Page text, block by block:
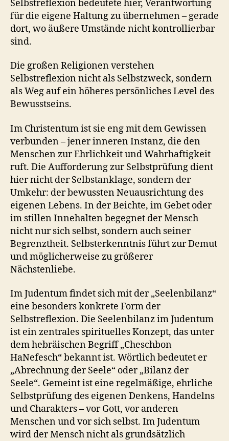
Selbstreflexion bedeutete hier, Verantwortung
für die eigene Haltung zu übernehmen – gerade
dort, wo äußere Umstände nicht kontrollierbar
sind.
Die großen Religionen verstehen
Selbstreflexion nicht als Selbstzweck, sondern
als Weg auf ein höheres persönliches Level des
Bewusstseins.
Im Christentum ist sie eng mit dem Gewissen
verbunden – jener inneren Instanz, die den
Menschen zur Ehrlichkeit und Wahrhaftigkeit
ruft. Die Aufforderung zur Selbstprüfung dient
hier nicht der Selbstanklage, sondern der
Umkehr: der bewussten Neuausrichtung des
eigenen Lebens. In der Beichte, im Gebet oder
im stillen Innehalten begegnet der Mensch
nicht nur sich selbst, sondern auch seiner
Begrenztheit. Selbsterkenntnis führt zur Demut
und möglicherweise zu größerer
Nächstenliebe.
Im Judentum findet sich mit der „Seelenbilanz“
eine besonders konkrete Form der
Selbstreflexion. Die Seelenbilanz im Judentum
ist ein zentrales spirituelles Konzept, das unter
dem hebräischen Begriff „Cheschbon
HaNefesch“ bekannt ist. Wörtlich bedeutet er
„Abrechnung der Seele“ oder „Bilanz der
Seele“. Gemeint ist eine regelmäßige, ehrliche
Selbstprüfung des eigenen Denkens, Handelns
und Charakters – vor Gott, vor anderen
Menschen und vor sich selbst. Im Judentum
wird der Mensch nicht als grundsätzlich